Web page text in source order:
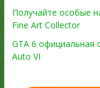
Получайте особые
Fine Art Collector
GTA 6 официальная
Auto VI